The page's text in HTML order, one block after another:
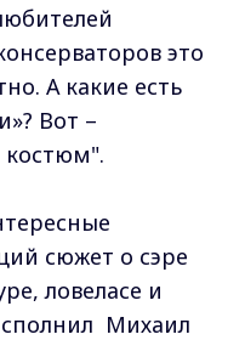
это
А какие есть
Вот –
сюжет о сэре
ловеласе и
Михаил